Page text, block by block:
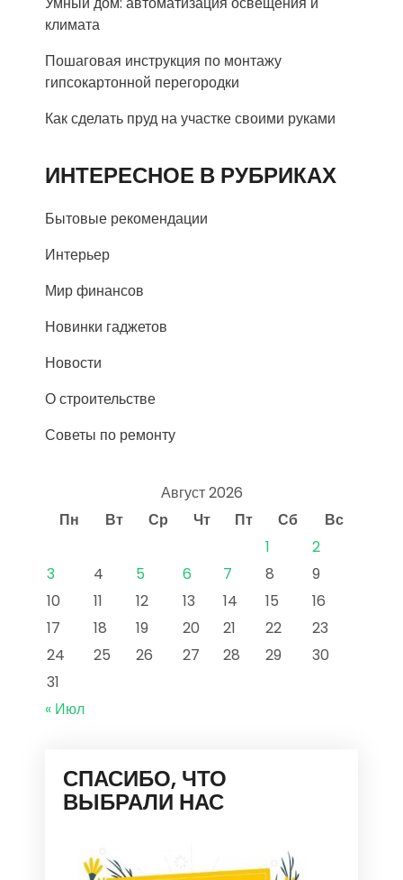
климата
Пошаговая инструкция по монтажу
гипсокартонной перегородки
Как сделать пруд на участке своими руками
ИНТЕРЕСНОЕ В РУБРИКАХ
Бытовые рекомендации
Интерьер
Мир финансов
Новинки гаджетов
Новости
О строительстве
Советы по ремонту
Август 2026
Пн
Вт Ср Чт Пт Сб
Вс
1
2
3
4 5 6 7 8
9
10
11 12 13 14 15
16
17
18 19 20 21 22
23
24
25 26 27 28 29
30
31
« Июл
СПАСИБО, ЧТО
ВЫБРАЛИ НАС